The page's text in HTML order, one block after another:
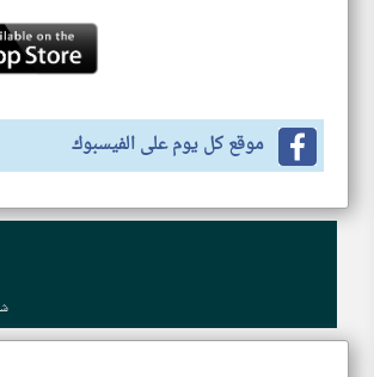
موقع كل يوم على الفيسبوك